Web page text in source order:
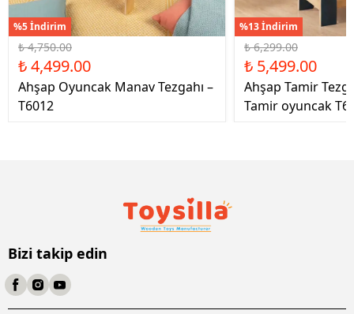
%5 İndirim
₺ 4,750.00
₺ 4,499.00
Ahşap Oyuncak Manav Tezgahı –
T6012
%13 İndirim
₺ 6,299.00
₺ 5,499.00
Ahşap Tamir
Tamir oyuncak
Bizi takip edin